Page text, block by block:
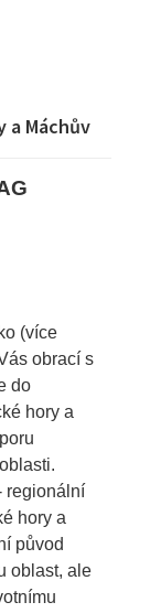
a Máchův
(více
obrací s
do
hory a
regionální
hory a
původ
oblast, ale